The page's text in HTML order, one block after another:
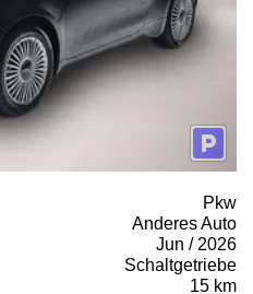
Pkw
Anderes Auto
Jun / 2026
Schaltgetriebe
15 km